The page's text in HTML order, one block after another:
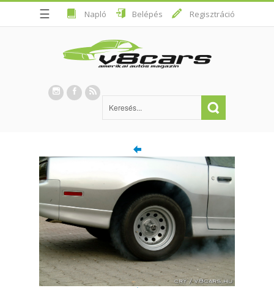
☰ Napló Belépés Regisztráció